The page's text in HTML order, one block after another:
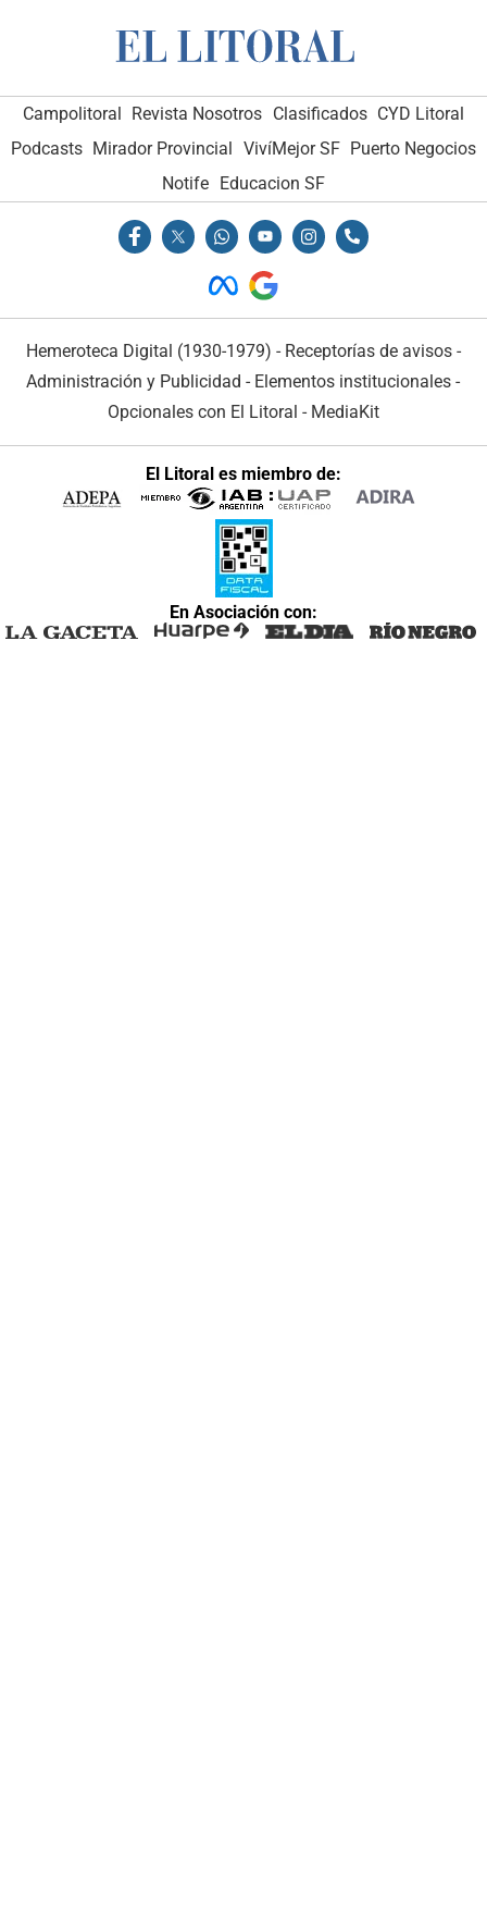
Campolitoral Revista Nosotros Clasificados CYD Litoral
Podcasts Mirador Provincial VivíMejor SF Puerto Negocios
Notife
Educacion SF
Hemeroteca Digital (1930-1979) - Receptorías de avisos -
Administración y Publicidad - Elementos institucionales -
Opcionales con El Litoral - MediaKit
El Litoral es miembro de:
En Asociación con: